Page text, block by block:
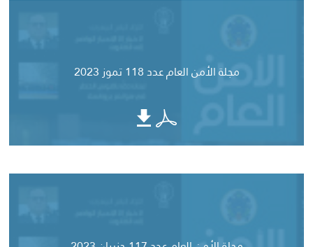
مجلة الأمن العام عدد 118 تموز 2023